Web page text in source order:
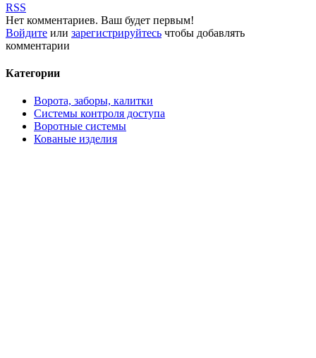
RSS
Нет комментариев. Ваш будет первым!
Войдите или зарегистрируйтесь чтобы добавлять
комментарии
Категории
Ворота, заборы, калитки
Системы контроля доступа
Воротные системы
Кованые изделия